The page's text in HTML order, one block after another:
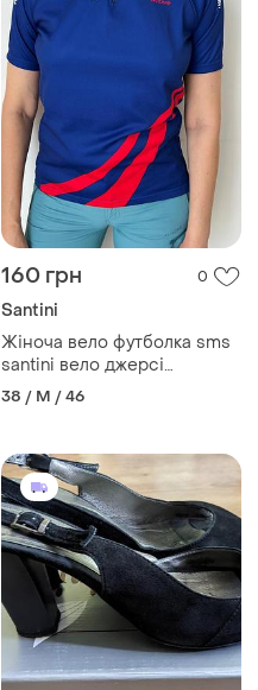
160 грн 0
Santini
Жіноча вело футболка sms
santini вело джерсі
велосипедка
38 / M / 46